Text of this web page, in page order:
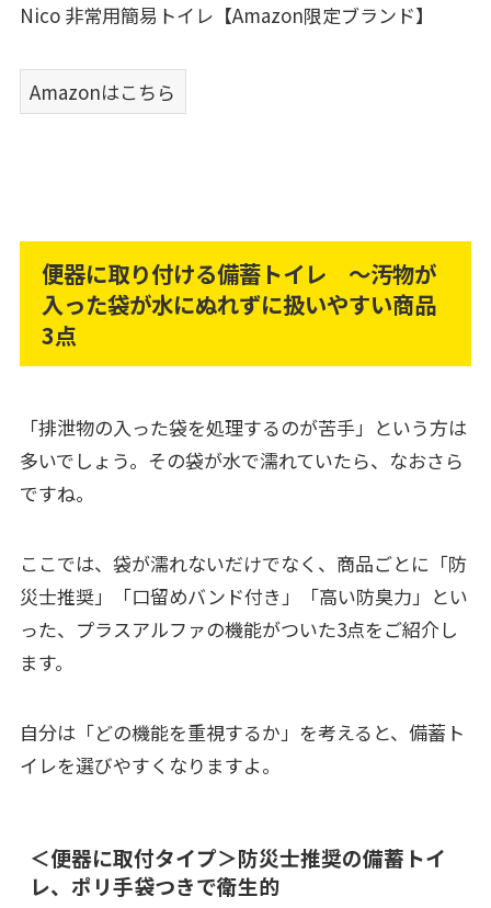
Nico 非常用簡易トイレ【Amazon限定ブランド】
Amazonはこちら
便器に取り付ける備蓄トイレ ～汚物が
入った袋が水にぬれずに扱いやすい商品
3点
「排泄物の入った袋を処理するのが苦手」という方は
多いでしょう。その袋が水で濡れていたら、なおさら
ですね。
ここでは、袋が濡れないだけでなく、商品ごとに「防
災士推奨」「口留めバンド付き」「高い防臭力」とい
った、プラスアルファの機能がついた3点をご紹介し
ます。
自分は「どの機能を重視するか」を考えると、備蓄ト
イレを選びやすくなりますよ。
＜便器に取付タイプ＞防災士推奨の備蓄トイ
レ、ポリ手袋つきで衛生的